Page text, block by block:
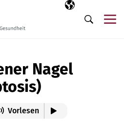
Ausgewählte
DE
Suche
Nagel
Vorlesen